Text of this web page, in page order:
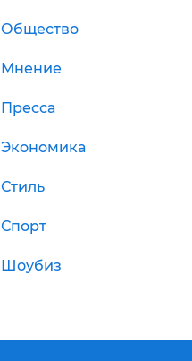
Общество
Мнение
Пресса
Экономика
Стиль
Спорт
Шоубиз